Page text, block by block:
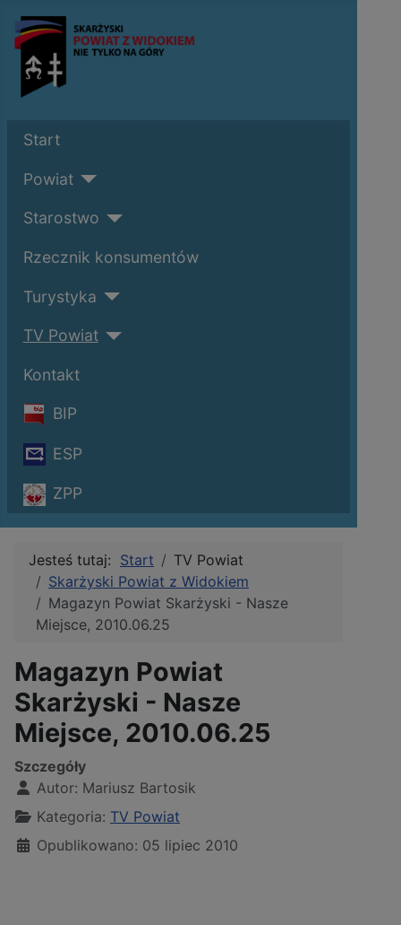
Start
Powiat
Starostwo
Rzecznik konsumentów
Turystyka
TV Powiat
Kontakt
BIP
ESP
ZPP
Jesteś tutaj: Start
TV Powiat
Skarżyski Powiat z Widokiem
Magazyn Powiat Skarżyski - Nasze
Miejsce, 2010.06.25
Magazyn Powiat
Skarżyski - Nasze
Miejsce, 2010.06.25
Szczegóły
Autor: Mariusz Bartosik
Kategoria: TV Powiat
Opublikowano: 05 lipiec 2010